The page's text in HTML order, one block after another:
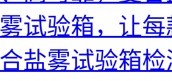
试验箱，让
盐雾试验箱